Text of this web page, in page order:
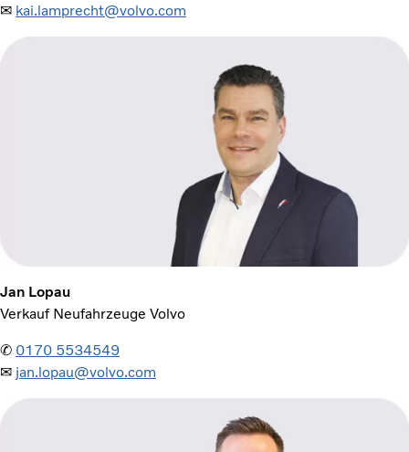
✉ kai.lamprecht@volvo.com
Jan Lopau
Verkauf Neufahrzeuge Volvo
✆ 0170 5534549
✉ jan.lopau@volvo.com